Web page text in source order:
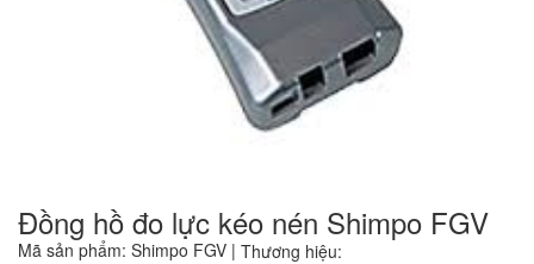
Đồng hồ đo lực kéo nén Shimpo FGV
Mã sản phẩm: Shimpo FGV | Thương hiệu: